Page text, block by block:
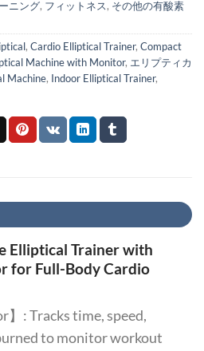
ニング, フィットネス, その他の有酸素
, Cardio Elliptical Trainer, Compact
Machine with Monitor, エリプティカ
Machine, Indoor Elliptical Trainer,
Elliptical Trainer with
for Full-Body Cardio
】: Tracks time, speed,
to monitor workout